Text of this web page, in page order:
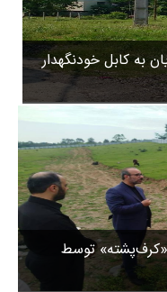
به کابل خودنگهدار
توسط